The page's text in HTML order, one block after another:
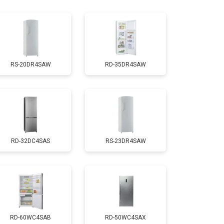
Заказать
2550 ₽ Заказать
Заказать
4750 ₽ Заказать
3650 ₽
2550 ₽
RS-20DR4SAW RD-35DR4SAW
RD-32DC4SAS RS-23DR4SAW
RD-60WC4SAB RD-50WC4SAX